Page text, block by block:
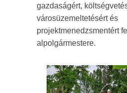
gazdaságért,
városüzemeltetésért és
projektmenedzsmentért
alpolgármestere.